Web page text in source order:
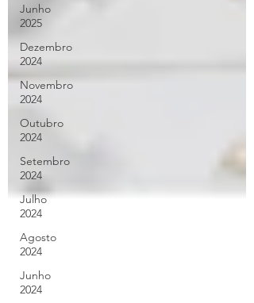
Junho
2025
Dezembro
2024
Novembro
2024
Outubro
2024
Setembro
2024
Julho
2024
Agosto
2024
Junho
2024